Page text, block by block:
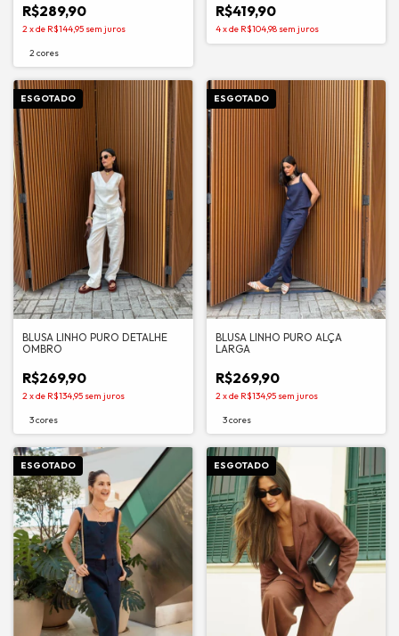
R$289,90
2xde R$144,95 sem juros
2 cores
R$419,90
4xde R$104,98 sem juros
ESGOTADO
BLUSA LINHO PURO DETALHE
OMBRO
R$269,90
2xde R$134,95 sem juros
3 cores
ESGOTADO
BLUSA LINHO PURO ALÇA
LARGA
R$269,90
2xde R$134,95 sem juros
3 cores
ESGOTADO ESGOTADO